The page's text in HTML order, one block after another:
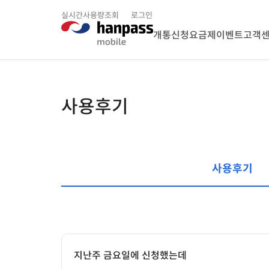
실시간사용량조회 로그인
개통신청요금제 이벤트고객
사용후기
사용후기
지난주 금요일에 신청했는데